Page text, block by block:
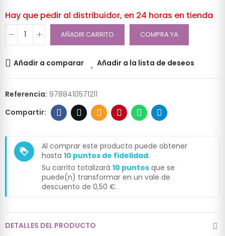
Hay que pedir al distribuidor, en 24 horas en tienda
AÑADIR CARRITO COMPRA YA
Añadir a comparar Añadir a la lista de deseos
Referencia: 9788410571211
loyalty
Al comprar este producto puede obtener
hasta 10 puntos de fidelidad.
Su carrito totalizará 10 puntos que se
puede(n) transformar en un vale de
descuento de 0,50 €.
DETALLES DEL PRODUCTO